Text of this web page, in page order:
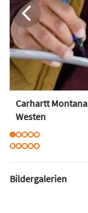
Carhartt
Westen
Bildergalerien